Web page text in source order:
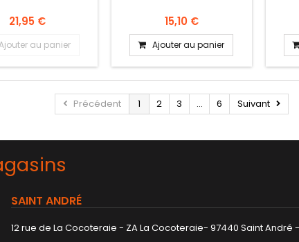
21,95 €
au panier
15,10 €
Ajouter au panier
Précédent 1 2 3 ... 6 Suivant
SAINT ANDRÉ
12 rue de La Cocoteraie - ZA La Cocoteraie- 97440 Saint André